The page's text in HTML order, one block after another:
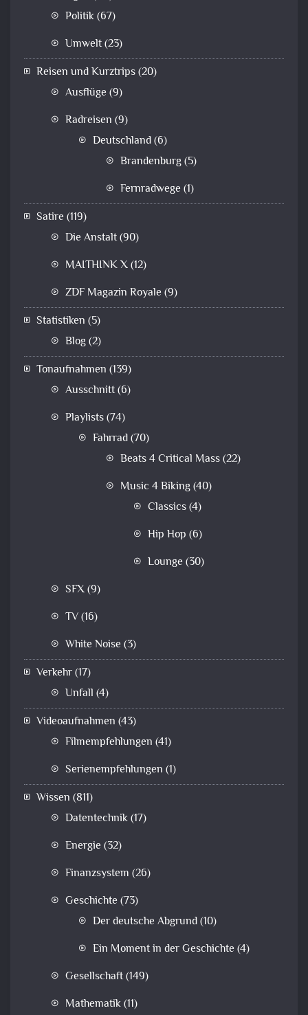
Politik(67)
Umwelt(23)
Reisen und Kurztrips(20)
Ausflüge (9)
Radreisen (9)
Deutschland(6)
Brandenburg(5)
Fernradwege (1)
Satire (119)
Die Anstalt(90)
MAITHINK X(12)
ZDF Magazin Royale (9)
Statistiken (5)
Blog(2)
Tonaufnahmen (139)
Ausschnitt(6)
Playlists(74)
Fahrrad(70)
Beats 4 Critical Mass(22)
Music 4 Biking(40)
Classics(4)
Hip Hop (6)
Lounge (30)
SFX(9)
TV(16)
White Noise (3)
Verkehr(17)
Unfall (4)
Videoaufnahmen (43)
Filmempfehlungen (41)
Serienempfehlungen (1)
Wissen (811)
Datentechnik(17)
Energie (32)
Finanzsystem (26)
Geschichte (73)
Der deutsche Abgrund(10)
Ein Moment in der Geschichte (4)
Gesellschaft(149)
Mathematik(11)